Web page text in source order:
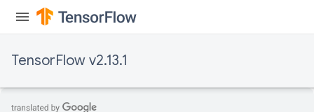
TensorFlow v2.13.1